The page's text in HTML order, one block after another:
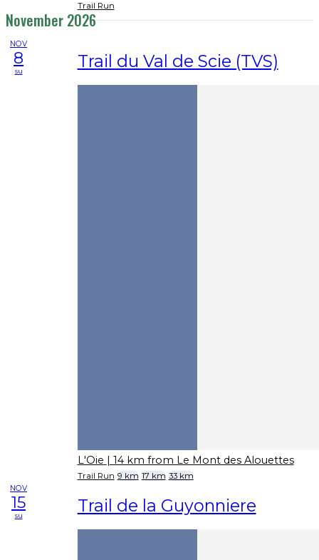
Trail Run
November 2026
NOV
8
su Trail du Val de Scie (TVS)
L'Oie | 14 km from Le Mont des Alouettes
Trail Run 9 km 17 km 33 km
NOV
15
su Trail de la Guyonniere